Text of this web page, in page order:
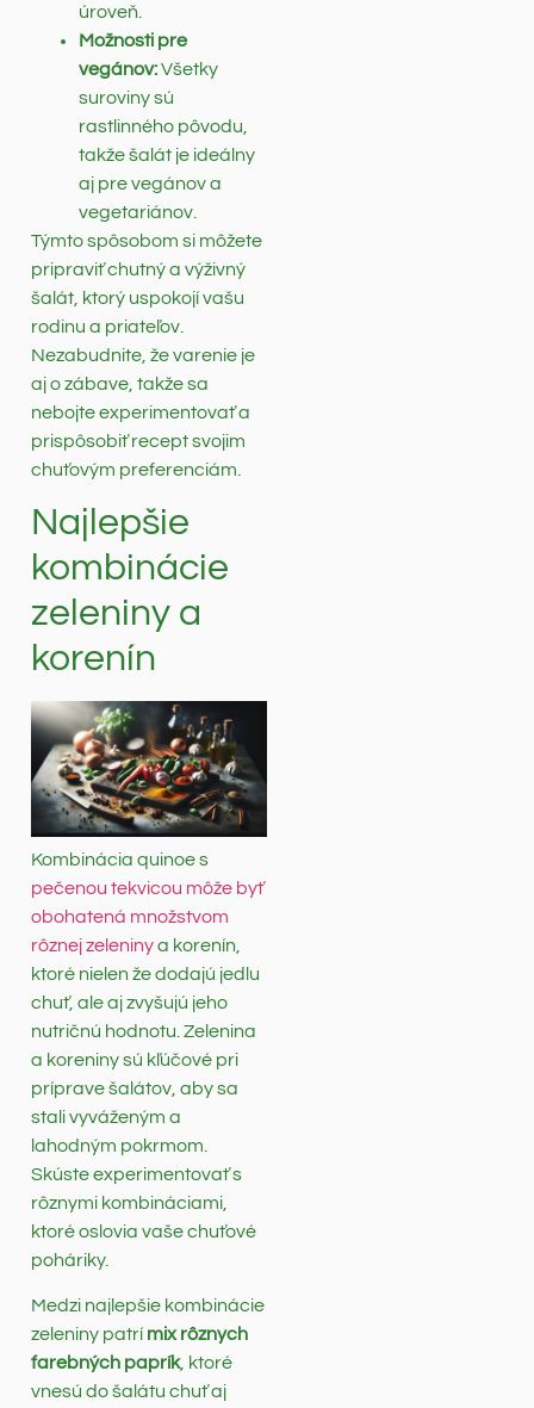
úroveň.
Možnosti pre
vegánov:Všetky
suroviny sú
rastlinného pôvodu,
takže šalát je ideálny
aj pre vegánov a
vegetariánov.
Týmto spôsobom si môžete
pripraviť chutný a výživný
šalát, ktorý uspokojí vašu
rodinu a priateľov.
Nezabudnite, že varenie je
aj o zábave, takže sa
nebojte experimentovať a
prispôsobiť recept svojim
chuťovým preferenciám.
Najlepšie
kombinácie
zeleniny a
korenín
Kombinácia quinoe s
pečenou tekvicou môže byť
obohatená množstvom
rôznej zeleninya korenín,
ktoré nielen že dodajú jedlu
chuť, ale aj zvyšujú jeho
nutričnú hodnotu. Zelenina
a koreniny sú kľúčové pri
príprave šalátov, aby sa
stali vyváženým a
lahodným pokrmom.
Skúste experimentovať s
rôznymi kombináciami,
ktoré oslovia vaše chuťové
poháriky.
Medzi najlepšie kombinácie
zeleniny patrí mix rôznych
farebných paprík, ktoré
vnesú do šalátu chuť aj